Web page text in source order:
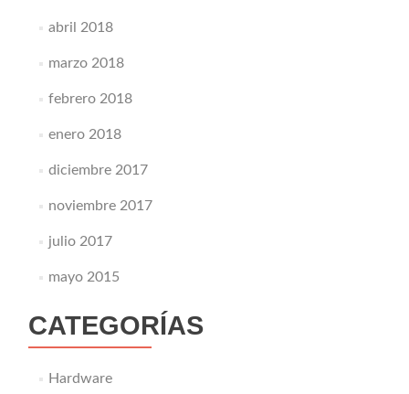
abril 2018
marzo 2018
febrero 2018
enero 2018
diciembre 2017
noviembre 2017
julio 2017
mayo 2015
CATEGORÍAS
Hardware